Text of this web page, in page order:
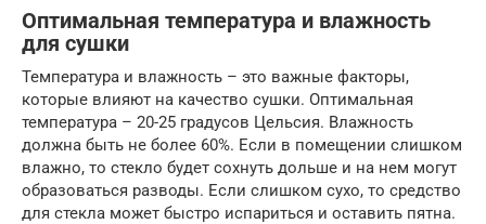
Оптимальная температура и влажность
для сушки
Температура и влажность – это важные факторы,
которые влияют на качество сушки. Оптимальная
температура – 20-25 градусов Цельсия. Влажность
должна быть не более 60%. Если в помещении слишком
влажно, то стекло будет сохнуть дольше и на нем могут
образоваться разводы. Если слишком сухо, то средство
для стекла может быстро испариться и оставить пятна.